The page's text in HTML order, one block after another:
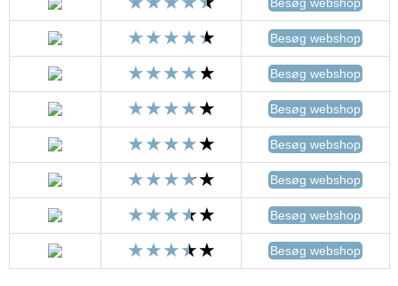
Besøg webshop
Besøg webshop
Besøg webshop
Besøg webshop
Besøg webshop
Besøg webshop
Besøg webshop